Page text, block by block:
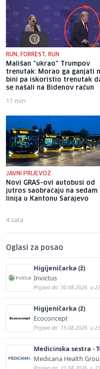
RUN, FORREST, RUN
Mališan "ukrao" Trumpov
trenutak: Morao ga ganjati
bini pa iskoristio trenutak
se našali na Bidenov račun
11 min
JAVNI PRIJEVOZ
Novi GRAS-ovi autobusi od
jutros saobraćaju na sedam
linija u Kantonu Sarajevo
4 sata
Oglasi za posao
Higijeničarka (ž)
Invictus
Prijava do: 30.08.2026. u
Higijeničarka (ž)
Ecoconcept
Prijava do: 15.08.2026. u
Medicinska sestra -
Medicana Health